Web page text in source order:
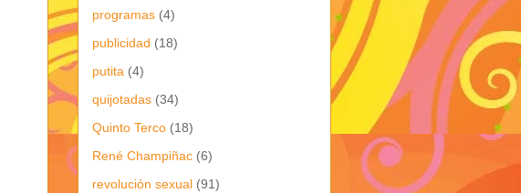
programas (4)
publicidad (18)
putita (4)
quijotadas (34)
Quinto Terco (18)
René Champiñac (6)
revolución sexual (91)